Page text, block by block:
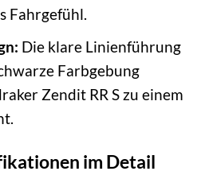
Fahrgefühl.
Die klare Linienführung
Farbgebung
Zendit RR S zu einem
im Detail